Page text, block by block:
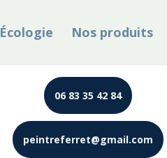
Écologie Nos produits
06 83 35 42 84
peintreferret@gmail.com